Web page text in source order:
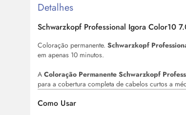
Detalhes
Schwarzkopf Professional Igora Color10
Coloração permanente. Schwarzkopf
em apenas 10 minutos.
A Coloração Permanente Schwarzkopf
para a cobertura completa de cabelos curtos a
Como Usar